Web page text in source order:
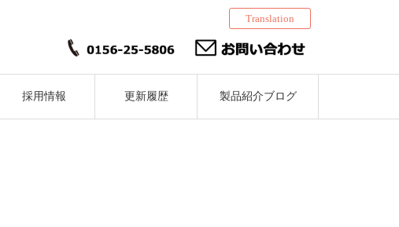
Translation
採用情報 更新履歴 製品紹介ブログ